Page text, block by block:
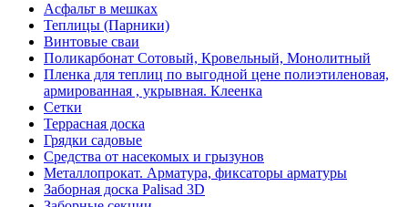
Асфальт в мешках
Теплицы (Парники)
Винтовые сваи
Поликарбонат Сотовый, Кровельный, Монолитный
Пленка для теплиц по выгодной цене полиэтиленовая,
армированная , укрывная. Клеенка
Сетки
Террасная доска
Грядки садовые
Средства от насекомых и грызунов
Металлопрокат. Арматура, фиксаторы арматуры
Заборная доска Palisad 3D